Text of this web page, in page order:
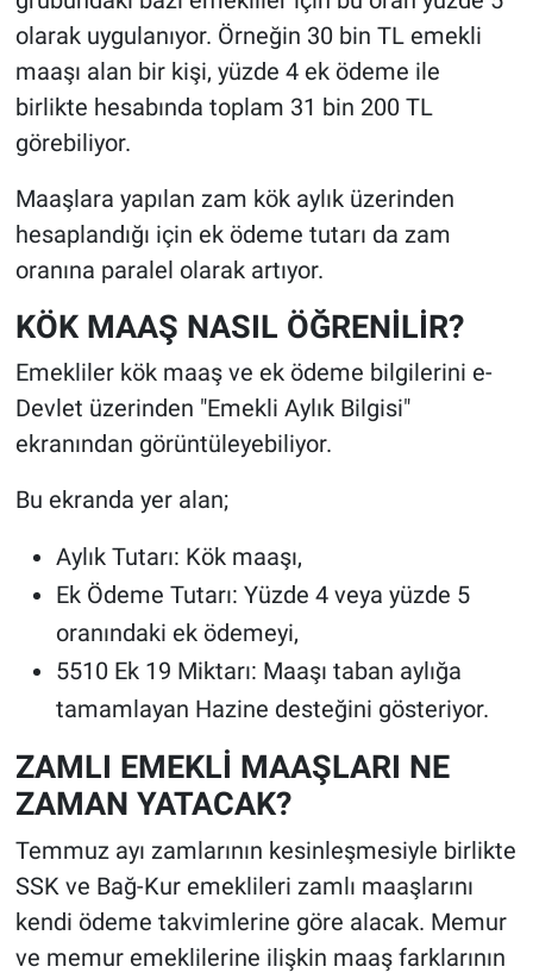
olarak uygulanıyor. Örneğin 30 bin TL emekli
maaşı alan bir kişi, yüzde 4 ek ödeme ile
birlikte hesabında toplam 31 bin 200 TL
görebiliyor.
Maaşlara yapılan zam kök aylık üzerinden
hesaplandığı için ek ödeme tutarı da zam
oranına paralel olarak artıyor.
KÖK MAAŞ NASIL ÖĞRENİLİR?
Emekliler kök maaş ve ek ödeme bilgilerini e-
Devlet üzerinden "Emekli Aylık Bilgisi"
ekranından görüntüleyebiliyor.
Bu ekranda yer alan;
Aylık Tutarı: Kök maaşı,
Ek Ödeme Tutarı: Yüzde 4 veya yüzde 5
oranındaki ek ödemeyi,
5510 Ek 19 Miktarı: Maaşı taban aylığa
tamamlayan Hazine desteğini gösteriyor.
ZAMLI EMEKLİ MAAŞLARI NE
ZAMAN YATACAK?
Temmuz ayı zamlarının kesinleşmesiyle birlikte
SSK ve Bağ-Kur emeklileri zamlı maaşlarını
kendi ödeme takvimlerine göre alacak. Memur
ve memur emeklilerine ilişkin maaş farklarının